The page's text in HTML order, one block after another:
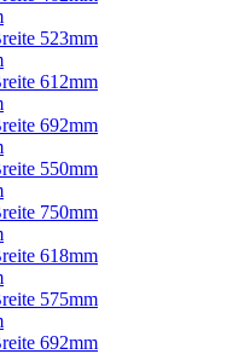
523mm
612mm
692mm
550mm
750mm
618mm
575mm
692mm